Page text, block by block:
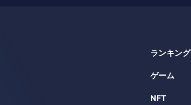
ランキング
ゲーム
NFT